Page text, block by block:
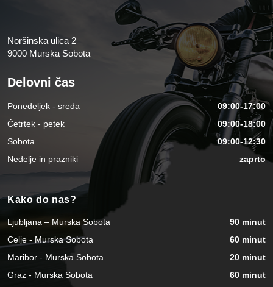
Noršinska ulica 2
9000 Murska Sobota
Delovni čas
Ponedeljek - sreda
09:00-17:00
Četrtek - petek
09:00-18:00
Sobota
09:00-12:30
Nedelje in prazniki
zaprto
Kako do nas?
Ljubljana – Murska Sobota
90 minut
Celje - Murska Sobota
60 minut
Maribor - Murska Sobota
20 minut
Graz - Murska Sobota
60 minut